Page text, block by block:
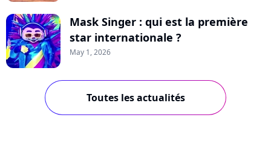
Mask Singer : qui est la première
star internationale ?
May 1, 2026
Toutes les actualités